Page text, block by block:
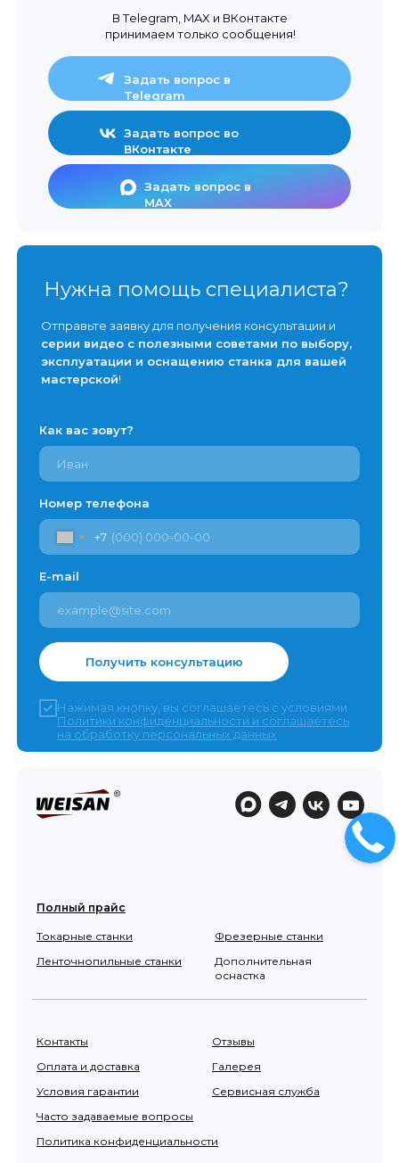
Задать вопрос во
ВКонтакте
Задать вопрос в
Telegram
Задать вопрос в
MAX
Как вас зовут?
Номер телефона
+7
E-mail
Нажимая кнопку, вы соглашаетесь с условиями
Политики конфиденциальности и соглашаетесь
на обработку персональных данных
Получить консультацию
Нужна помощь специалиста?
Отправьте заявку для получения консультации и
серии видео с полезными советами по выбору,
эксплуатации и оснащению станка для вашей
мастерской!
В Тelegram, MAX и ВКонтакте
принимаем только сообщения!
Полный прайс
Токарные станки
Фрезерные станки
Ленточнопильные станки
Дополнительная
оснастка
Контакты
Оплата и доставка
Часто задаваемые вопросы
Галерея
Отзывы
Условия гарантии Сервисная служба
Политика конфиденциальности